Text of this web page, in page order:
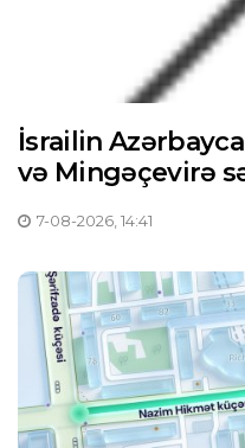
İsrailin
və Mingəçevirə
7-08-2026, 14:41